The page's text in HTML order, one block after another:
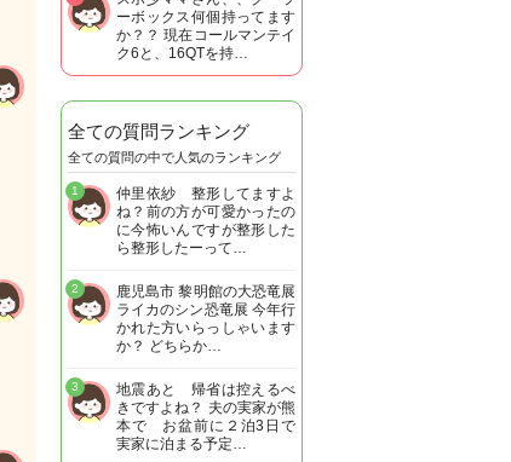
ーボックス何個持ってます
か？？ 現在コールマンテイ
ク6と、16QTを持…
全ての質問ランキング
全ての質問の中で人気のランキング
仲里依紗 整形してますよ
ね？前の方が可愛かったの
に今怖いんですが整形した
ら整形したーって…
1
鹿児島市 黎明館の大恐竜展
ライカのシン恐竜展 今年行
かれた方いらっしゃいます
か？ どちらか…
2
地震あと 帰省は控えるべ
きですよね？ 夫の実家が熊
本で お盆前に２泊3日で
実家に泊まる予定…
3